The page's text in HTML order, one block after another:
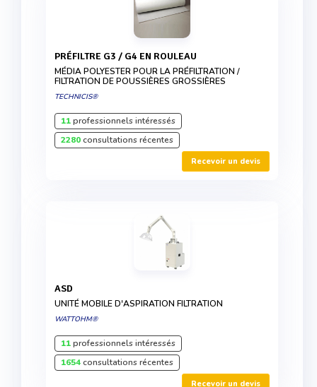
PRÉFILTRE G3 / G4 EN ROULEAU
MÉDIA POLYESTER POUR LA PRÉFILTRATION /
FILTRATION DE POUSSIÈRES GROSSIÈRES
TECHNICIS®
11professionnels intéressés
2280consultations récentes
Recevoir un devis
ASD
UNITÉ MOBILE D'ASPIRATION FILTRATION
WATTOHM®
11professionnels intéressés
1654consultations récentes
Recevoir un devis